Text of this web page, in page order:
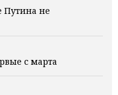
Путина не
с марта